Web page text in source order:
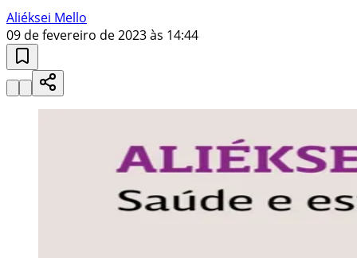
Aliéksei Mello
09 de fevereiro de 2023 às 14:44